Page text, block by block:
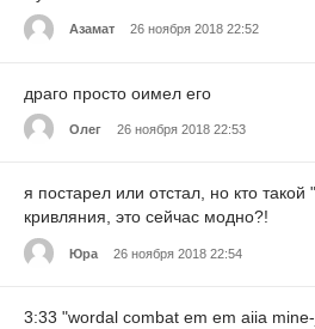
Азамат 26 ноября 2018 22:52
драго просто оимел его
Олег 26 ноября 2018 22:53
я постарел или отстал, но кто
кривляния, это сейчас модно?!
Юра 26 ноября 2018 22:54
3:33 "wordal combat em em aiia